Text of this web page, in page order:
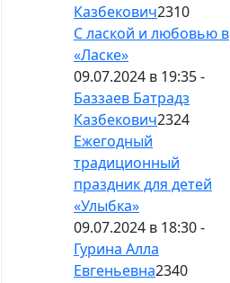
Казбекович2310
С лаской и любовью в
«Ласке»
09.07.2024 в 19:35 -
Баззаев Батрадз
Казбекович2324
Ежегодный
традиционный
праздник для детей
«Улыбка»
09.07.2024 в 18:30 -
Гурина Алла
Евгеньевна2340